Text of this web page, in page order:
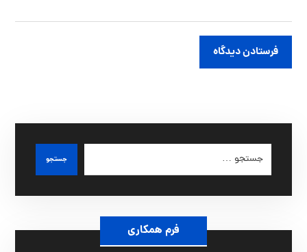
فرستادن دیدگاه
جستجو
فرم همکاری